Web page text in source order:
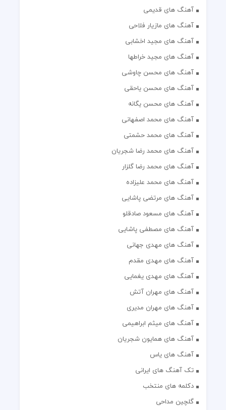
آهنگ های قدیمی
آهنگ های مازیار فلاحی
آهنگ های مجید اخشابی
آهنگ های مجید خراطها
آهنگ های محسن چاوشی
آهنگ های محسن یاحقی
آهنگ های محسن یگانه
آهنگ های محمد اصفهانی
آهنگ های محمد حشمتی
آهنگ های محمد رضا شجریان
آهنگ های محمد رضا گلزار
آهنگ های محمد علیزاده
آهنگ های مرتضی پاشایی
آهنگ های مسعود صادقلو
آهنگ های مصطفی پاشایی
آهنگ های مهدی جهانی
آهنگ های مهدی مقدم
آهنگ های مهدی یغمایی
آهنگ های مهران آتش
آهنگ های مهران مدیری
آهنگ های میثم ابراهیمی
آهنگ های همایون شجریان
آهنگ های یاس
تک آهنگ های ایرانی
دکلمه های منتخب
گلچین مداحی